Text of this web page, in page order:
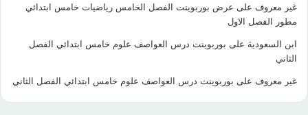
غير معروف على عرض بوربوينت الفصل الخامس رياضيات خامس ابتدائي
مطور الفصل الاول
ابن السعودية على بوربوينت درس العواصف علوم خامس ابتدائي الفصل
الثاني
غير معروف على بوربوينت درس العواصف علوم خامس ابتدائي الفصل الثاني